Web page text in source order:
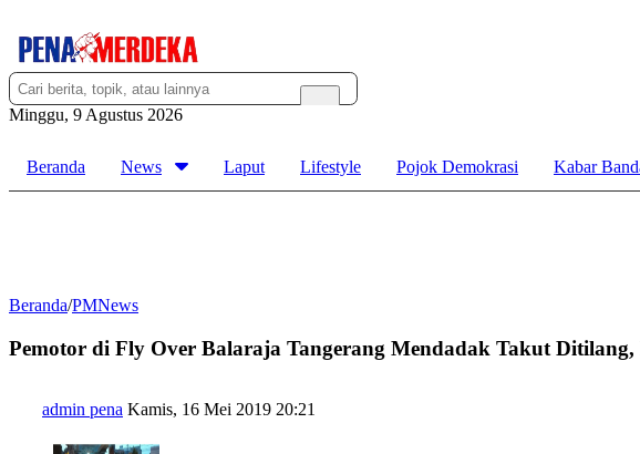
Minggu, 9 Agustus 2026
Beranda News Laput Lifestyle Pojok Demokrasi Kabar
Beranda/PMNews
Pemotor di Fly Over Balaraja Tangerang Mendadak Takut
admin pena Kamis, 16 Mei 2019 20:21